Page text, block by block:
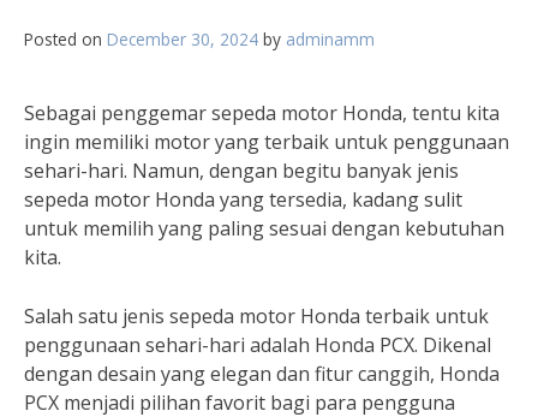
Posted on December 30, 2024 by adminamm
Sebagai penggemar sepeda motor Honda, tentu kita
ingin memiliki motor yang terbaik untuk penggunaan
sehari-hari. Namun, dengan begitu banyak jenis
sepeda motor Honda yang tersedia, kadang sulit
untuk memilih yang paling sesuai dengan kebutuhan
kita.
Salah satu jenis sepeda motor Honda terbaik untuk
penggunaan sehari-hari adalah Honda PCX. Dikenal
dengan desain yang elegan dan fitur canggih, Honda
PCX menjadi pilihan favorit bagi para pengguna